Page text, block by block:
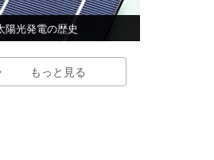
陽光発電の歴史
もっと見る